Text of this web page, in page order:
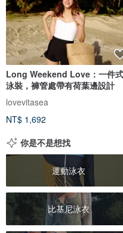
Long Weekend Love：一件式
泳裝，褲管處帶有荷葉邊設計
lovevitasea
NT$ 1,692
你是不是想找
運動泳衣
比基尼泳衣